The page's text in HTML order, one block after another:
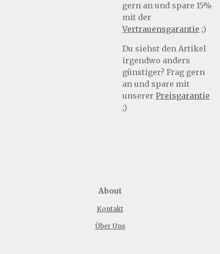
gern an und spare 15%
mit der
Vertrauensgarantie ;)
Du siehst den Artikel
irgendwo anders
günstiger? Frag gern
an und spare mit
unserer Preisgarantie
;)
About
Kontakt
Über Uns